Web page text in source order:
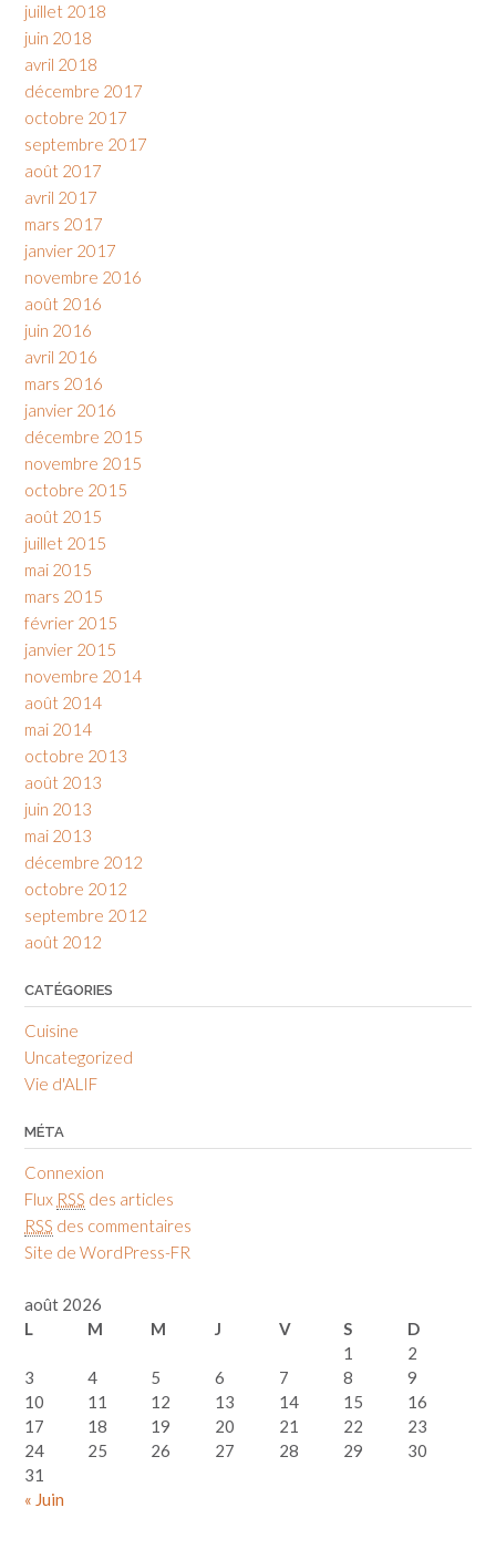
juillet 2018
juin 2018
avril 2018
décembre 2017
octobre 2017
septembre 2017
août 2017
avril 2017
mars 2017
janvier 2017
novembre 2016
août 2016
juin 2016
avril 2016
mars 2016
janvier 2016
décembre 2015
novembre 2015
octobre 2015
août 2015
juillet 2015
mai 2015
mars 2015
février 2015
janvier 2015
novembre 2014
août 2014
mai 2014
octobre 2013
août 2013
juin 2013
mai 2013
décembre 2012
octobre 2012
septembre 2012
août 2012
CATÉGORIES
Cuisine
Uncategorized
Vie d'ALIF
MÉTA
Connexion
Flux RSS des articles
RSS des commentaires
Site de WordPress-FR
août 2026
L
M M J V S D
« Juin
1
2
3
4 5 6 7 8
9
10
11 12 13 14 15
16
17
18 19 20 21 22
23
24
25 26 27 28 29
30
31